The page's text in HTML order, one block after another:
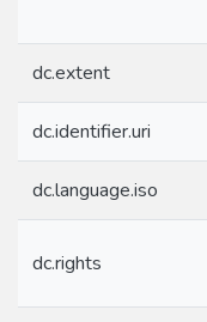
dc.extent
dc.identifier.uri
dc.language.iso
dc.rights